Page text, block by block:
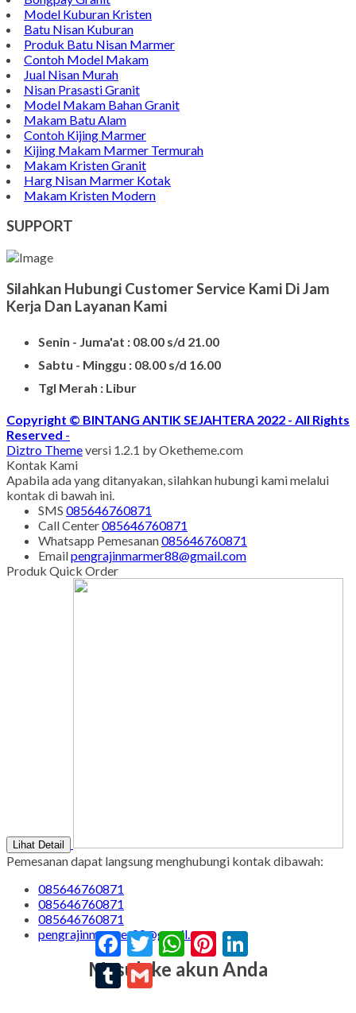
Model Kuburan Kristen
Batu Nisan Kuburan
Produk Batu Nisan Marmer
Contoh Model Makam
Jual Nisan Murah
Nisan Prasasti Granit
Model Makam Bahan Granit
Makam Batu Alam
Contoh Kijing Marmer
Kijing Makam Marmer Termurah
Makam Kristen Granit
Harg Nisan Marmer Kotak
Makam Kristen Modern
SUPPORT
Silahkan Hubungi Customer Service Kami Di Jam
Kerja Dan Layanan Kami
Senin - Juma'at : 08.00 s/d 21.00
Sabtu - Minggu : 08.00 s/d 16.00
Tgl Merah : Libur
Copyright © BINTANG ANTIK SEJAHTERA 2022 - All Rights
Reserved -
Diztro Themeversi 1.2.1 by Oketheme.com
Facebook
TwitterWhatsAppPinterest
TumblrGmail
Kontak Kami
Apabila ada yang ditanyakan, silahkan hubungi kami melalui
kontak di bawah ini.
SMS 085646760871
Call Center085646760871
Whatsapp Pemesanan085646760871
Emailpengrajinmarmer88@gmail.com
Produk Quick Order
Lihat Detail
Pemesanan dapat langsung menghubungi kontak dibawah:
085646760871
085646760871
085646760871
pengrajinmarmer88@gmail.com
Masuk ke akun Anda